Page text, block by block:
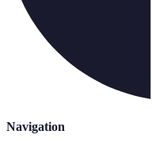
Navigation